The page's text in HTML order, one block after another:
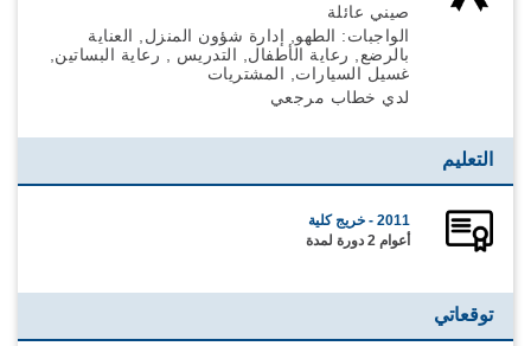
صيني عائلة
الواجبات: الطهو, إدارة شؤون المنزل, العناية
بالرضع, رعاية الأطفال, التدريس , رعاية البساتين,
غسيل السيارات, المشتريات
لدي خطاب مرجعي
التعليم
2011 - خريج كلية
أعوام 2 دورة لمدة
توقعاتي